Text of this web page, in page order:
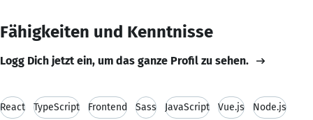
Fähigkeiten und Kenntnisse
Logg Dich jetzt ein, um das ganze Profil zu sehen.
React TypeScript Frontend Sass JavaScript Vue.js Node.js